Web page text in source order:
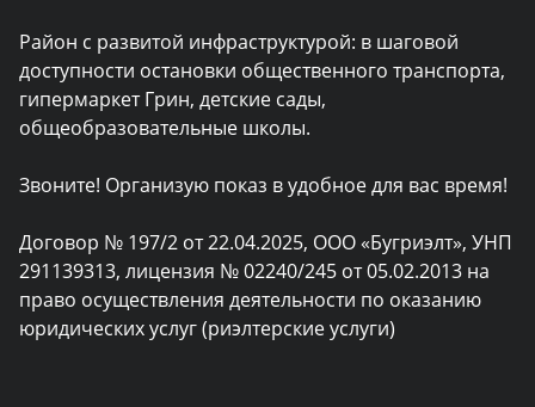
Район с развитой инфраструктурой: в шаговой
доступности остановки общественного транспорта,
гипермаркет Грин, детские сады,
общеобразовательные школы.
Звоните! Организую показ в удобное для вас время!
Договор № 197/2 от 22.04.2025, ООО «Бугриэлт», УНП
291139313, лицензия № 02240/245 от 05.02.2013 на
право осуществления деятельности по оказанию
юридических услуг (риэлтерские услуги)